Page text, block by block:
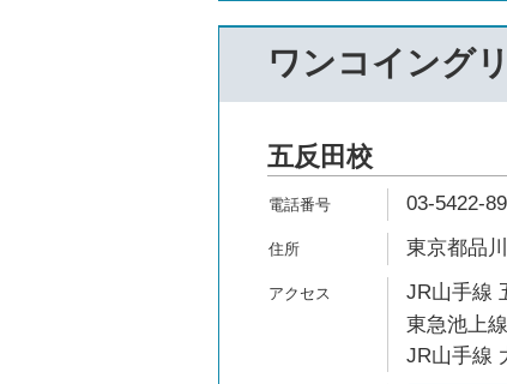
ワンコイング
五反田校
03-5422-
東京都品
JR山手線
東急池上
JR山手線